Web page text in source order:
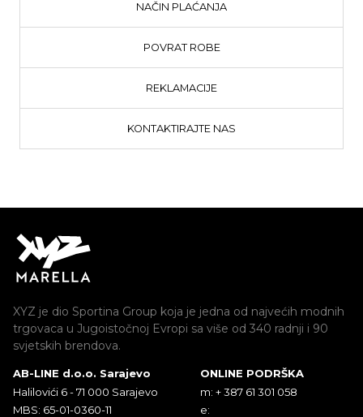
NAČIN PLAĆANJA
POVRAT ROBE
REKLAMACIJE
KONTAKTIRAJTE NAS
XYZ je dio Sportina Group koja je jedna od najvećih modnih
trgovaca u Jugoistočnoj Evropi sa više od 340 radnji i 90
svjetskih brendova.
AB-LINE d.o.o. Sarajevo
Halilovići 6 - 71 000 Sarajevo
MBS: 65-01-0360-11
ONLINE PODRŠKA
m: + 387 61 301 058
e: